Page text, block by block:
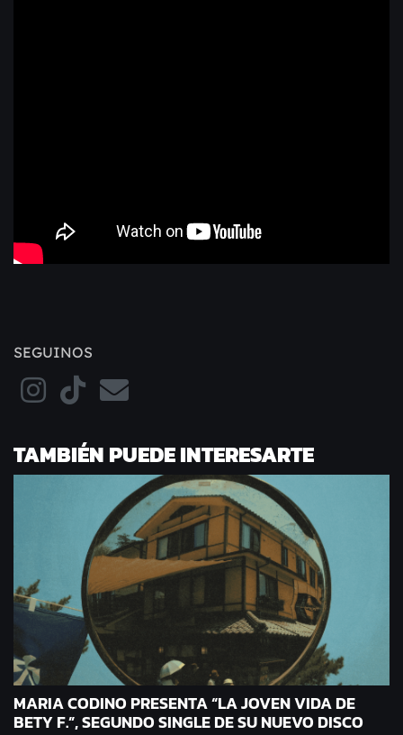
SEGUINOS
TAMBIÉN PUEDE INTERESARTE
MARIA CODINO PRESENTA “LA JOVEN VIDA DE
BETY F.”, SEGUNDO SINGLE DE SU NUEVO DISCO